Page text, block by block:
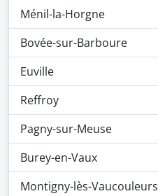
Ménil-la-Horgne
Bovée-sur-Barboure
Euville
Reffroy
Pagny-sur-Meuse
Burey-en-Vaux
Montigny-lès-Vaucouleurs